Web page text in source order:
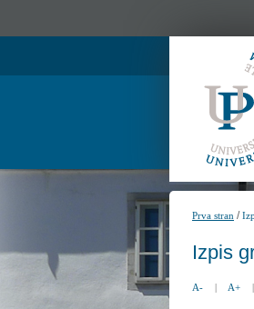
Prva stran /
Izpis
A- | A+ |